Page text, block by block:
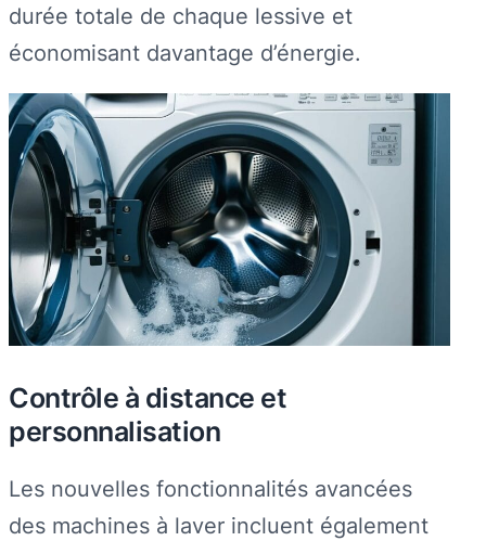
durée totale de chaque lessive et
économisant davantage d’énergie.
Contrôle à distance et
personnalisation
Les nouvelles fonctionnalités avancées
des machines à laver incluent également